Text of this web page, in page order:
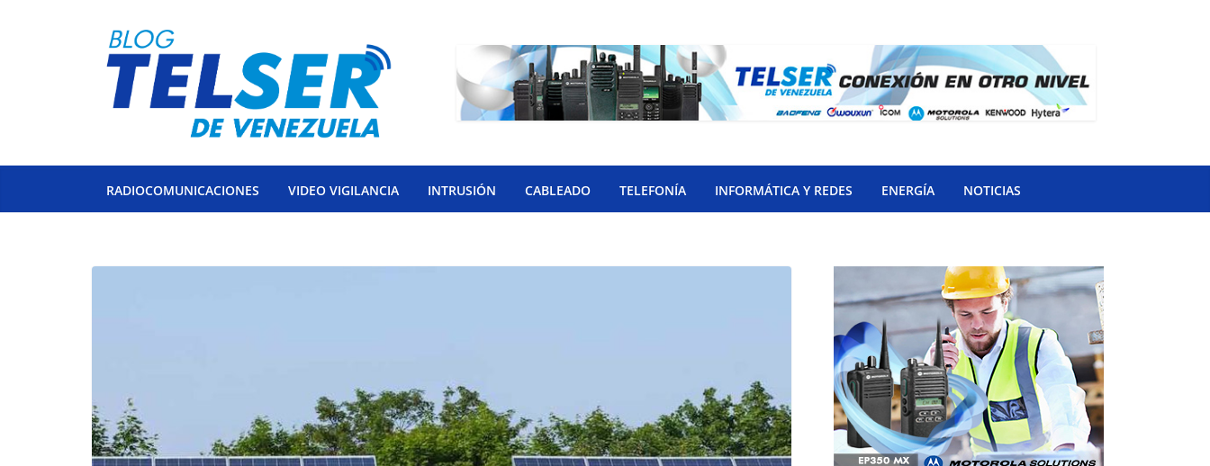
RADIOCOMUNICACIONES VIDEO VIGILANCIA INTRUSIÓN CABLEADO TELEFONÍA INFORMÁTICA Y REDES ENERGÍA NOTICIAS